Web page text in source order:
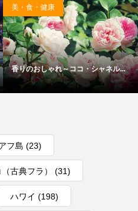
美・食・健康
香りのおしゃれ～ココ・シャネル...
フ島 (23)
古典フラ） (31)
ハワイ (198)